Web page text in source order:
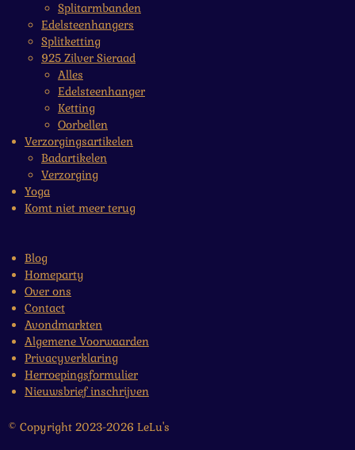
Splitarmbanden
Edelsteenhangers
Splitketting
925 Zilver Sieraad
Alles
Edelsteenhanger
Ketting
Oorbellen
Verzorgingsartikelen
Badartikelen
Verzorging
Yoga
Komt niet meer terug
Blog
Homeparty
Over ons
Contact
Avondmarkten
Algemene Voorwaarden
Privacyverklaring
Herroepingsformulier
Nieuwsbrief inschrijven
© Copyright 2023-2026 LeLu's